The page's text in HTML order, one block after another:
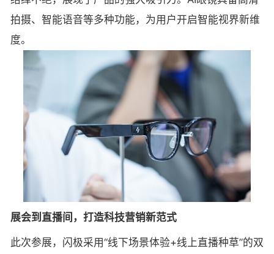
拍摄、智能语音等多种功能，为用户开启智能视界新维
度。
展会到直播间，打造科技营销新范式
此次参展，闪极采用“线下场景体验+线上直播种草”的双